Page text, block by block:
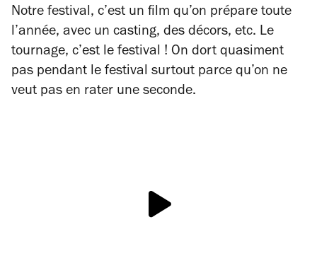
Notre festival, c’est un film qu’on prépare toute
l’année, avec un casting, des décors, etc. Le
tournage, c’est le festival ! On dort quasiment
pas pendant le festival surtout parce qu’on ne
veut pas en rater une seconde.